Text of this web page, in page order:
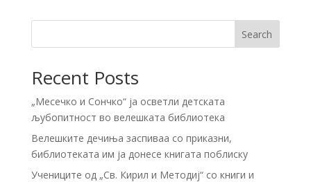
Search
Recent Posts
„Месечко и Сончко“ ја осветли детската
љубопитност во велешката библиотека
Велешките дечиња заспиваа со приказни,
библиотеката им ја донесе книгата поблиску
Учениците од „Св. Кирил и Методиј“ со книги и